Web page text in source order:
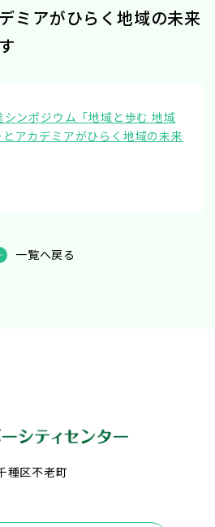
ミアがひらく地域の未来
ンポジウム「地域と歩む 地域
アカデミアがひらく地域の未来
一覧へ戻る
区不老町